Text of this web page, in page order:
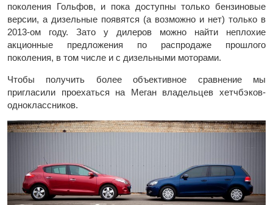
поколения Гольфов, и пока доступны только бензиновые
версии, а дизельные появятся (а возможно и нет) только в
2013-ом году. Зато у дилеров можно найти неплохие
акционные предложения по распродаже прошлого
поколения, в том числе и с дизельными моторами.
Чтобы получить более объективное сравнение мы
пригласили проехаться на Меган владельцев хетчбэков-
одноклассников.